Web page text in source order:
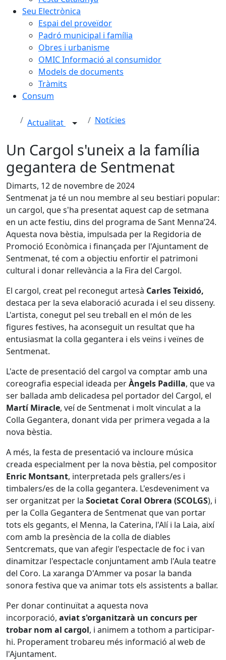
Seu Electrònica
Espai del proveïdor
Padró municipal i família
Obres i urbanisme
OMIC Informació al consumidor
Models de documents
Tràmits
Consum
Actualitat Notícies
Un Cargol s'uneix a la família
gegantera de Sentmenat
Dimarts, 12 de novembre de 2024
Sentmenat ja té un nou membre al seu bestiari popular:
un cargol, que s'ha presentat aquest cap de setmana
en un acte festiu, dins del programa de Sant Menna’24.
Aquesta nova bèstia, impulsada per la Regidoria de
Promoció Econòmica i finançada per l'Ajuntament de
Sentmenat, té com a objectiu enfortir el patrimoni
cultural i donar rellevància a la Fira del Cargol.
El cargol, creat pel reconegut artesà Carles Teixidó,
destaca per la seva elaboració acurada i el seu disseny.
L'artista, conegut pel seu treball en el món de les
figures festives, ha aconseguit un resultat que ha
entusiasmat la colla gegantera i els veïns i veïnes de
Sentmenat.
L'acte de presentació del cargol va comptar amb una
coreografia especial ideada perÀngels Padilla, que va
ser ballada amb delicadesa pel portador del Cargol, el
Martí Miracle, veí de Sentmenat i molt vinculat a la
Colla Gegantera, donant vida per primera vegada a la
nova bèstia.
A més, la festa de presentació va incloure música
creada especialment per la nova bèstia, pel compositor
Enric Montsant, interpretada pels grallers/es i
timbalers/es de la colla gegantera. L'esdeveniment va
ser organitzat per la Societat Coral Obrera (SCOLGS), i
per la Colla Gegantera de Sentmenat que van portar
tots els gegants, el Menna, la Caterina, l'Alí i la Laia, així
com amb la presència de la colla de diables
Sentcremats, que van afegir l'espectacle de foc i van
dinamitzar l'espectacle conjuntament amb l'Aula teatre
del Coro. La xaranga D'Ammer va posar la banda
sonora festiva que va animar tots els assistents a ballar.
Per donar continuïtat a aquesta nova
incorporació, aviat s'organitzarà un concurs per
trobar nom al cargol, i animem a tothom a participar-
hi. Properament trobareu més informació al web de
l'Ajuntament.